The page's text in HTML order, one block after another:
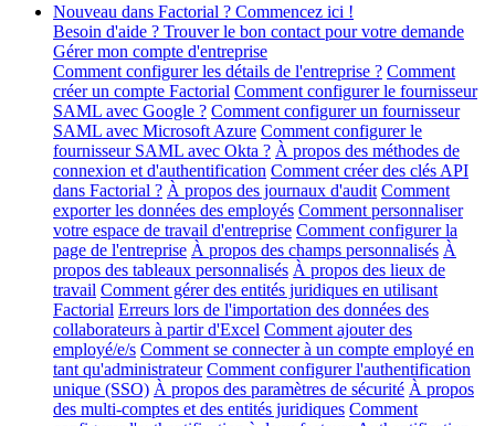
Nouveau dans Factorial ? Commencez ici !
Besoin d'aide ? Trouver le bon contact pour votre demande
Gérer mon compte d'entreprise
Comment configurer les détails de l'entreprise ? Comment
créer un compte Factorial Comment configurer le fournisseur
SAML avec Google ? Comment configurer un fournisseur
SAML avec Microsoft Azure Comment configurer le
fournisseur SAML avec Okta ? À propos des méthodes de
connexion et d'authentification Comment créer des clés API
dans Factorial ? À propos des journaux d'audit Comment
exporter les données des employés Comment personnaliser
votre espace de travail d'entreprise Comment configurer la
page de l'entreprise À propos des champs personnalisés À
propos des tableaux personnalisés À propos des lieux de
travail Comment gérer des entités juridiques en utilisant
Factorial Erreurs lors de l'importation des données des
collaborateurs à partir d'Excel Comment ajouter des
employé/e/s Comment se connecter à un compte employé en
tant qu'administrateur Comment configurer l'authentification
unique (SSO) À propos des paramètres de sécurité À propos
des multi-comptes et des entités juridiques Comment